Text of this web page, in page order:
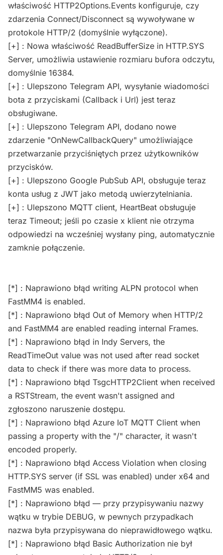
właściwość HTTP2Options.Events konfiguruje, czy
zdarzenia Connect/Disconnect są wywoływane w
protokole HTTP/2 (domyślnie wyłączone).
[+] : Nowa właściwość ReadBufferSize in HTTP.SYS
Server, umożliwia ustawienie rozmiaru bufora odczytu,
domyślnie 16384.
[+] : Ulepszono Telegram API, wysyłanie wiadomości
bota z przyciskami (Callback i Url) jest teraz
obsługiwane.
[+] : Ulepszono Telegram API, dodano nowe
zdarzenie "OnNewCallbackQuery" umożliwiające
przetwarzanie przyciśniętych przez użytkowników
przycisków.
[+] : Ulepszono Google PubSub API, obsługuje teraz
konta usług z JWT jako metodą uwierzytelniania.
[+] : Ulepszono MQTT client, HeartBeat obsługuje
teraz Timeout; jeśli po czasie x klient nie otrzyma
odpowiedzi na wcześniej wysłany ping, automatycznie
zamknie połączenie.
[*] : Naprawiono błąd writing ALPN protocol when
FastMM4 is enabled.
[*] : Naprawiono błąd Out of Memory when HTTP/2
and FastMM4 are enabled reading internal Frames.
[*] : Naprawiono błąd in Indy Servers, the
ReadTimeOut value was not used after read socket
data to check if there was more data to process.
[*] : Naprawiono błąd TsgcHTTP2Client when received
a RSTStream, the event wasn't assigned and
zgłoszono naruszenie dostępu.
[*] : Naprawiono błąd Azure IoT MQTT Client when
passing a property with the "/" character, it wasn't
encoded properly.
[*] : Naprawiono błąd Access Violation when closing
HTTP.SYS server (if SSL was enabled) under x64 and
FastMM5 was enabled.
[*] : Naprawiono błąd — przy przypisywaniu nazwy
wątku w trybie DEBUG, w pewnych przypadkach
nazwa była przypisywana do nieprawidłowego wątku.
[*] : Naprawiono błąd Basic Authorization nie był